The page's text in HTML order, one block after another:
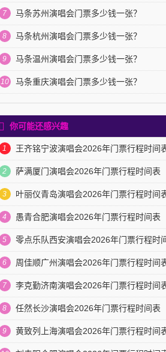
7 马条苏州演唱会门票多少钱一张？
8 马条杭州演唱会门票多少钱一张？
9 马条温州演唱会门票多少钱一张？
10 马条重庆演唱会门票多少钱一张？
你可能还感兴趣
1 王齐铭宁波演唱会2026年门票行程时间
2 萨满厦门演唱会2026年门票行程时间表
3 叶丽仪青岛演唱会2026年门票行程时间
4 愚青合肥演唱会2026年门票行程时间表
5 零点乐队西安演唱会2026年门票行程时
6 周佳顺广州演唱会2026年门票行程时间
7 李克勤济南演唱会2026年门票行程时间
8 任然长沙演唱会2026年门票行程时间表
9 黄致列上海演唱会2026年门票行程时间